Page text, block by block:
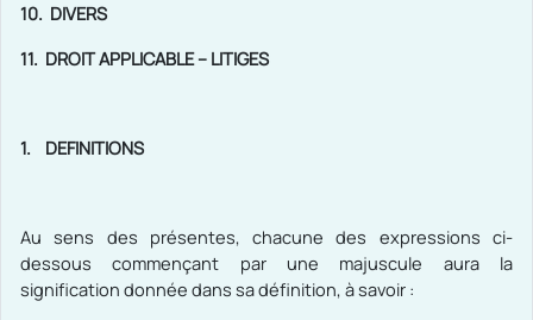
10. DIVERS
11. DROIT APPLICABLE – LITIGES
1. DEFINITIONS
Au sens des présentes, chacune des expressions ci-
dessous commençant par une majuscule aura la
signification donnée dans sa définition, à savoir :